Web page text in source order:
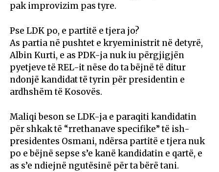
pak improvizim pas tyre.
Pse LDK po, e partitë e tjera jo?
As partia në pushtet e kryeministrit në detyrë,
Albin Kurti, e as PDK-ja nuk iu përgjigjën
pyetjeve të REL-it nëse do ta bëjnë të ditur
ndonjë kandidat të tyrin për presidentin e
ardhshëm të Kosovës.
Maliqi beson se LDK-ja e paraqiti kandidatin
për shkak të “rrethanave specifike” të ish-
presidentes Osmani, ndërsa partitë e tjera nuk
po e bëjnë sepse s’e kanë kandidatin e qartë, e
as s’e ndiejnë ngutësinë për ta bërë tani.